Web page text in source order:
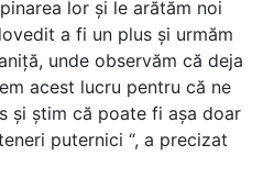
lor și le arătăm noi
a fi un plus și urmăm
unde observăm că deja
acest lucru pentru că ne
și știm că poate fi așa doar
puternici “, a precizat